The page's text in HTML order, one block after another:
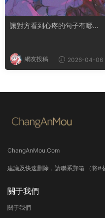
讓對方看到心疼的句子有哪
網友投稿 2026-04-06
ChangAnMou.Com
建議及快速删除，請聯系郵箱 （将#
關于我們
關于我們